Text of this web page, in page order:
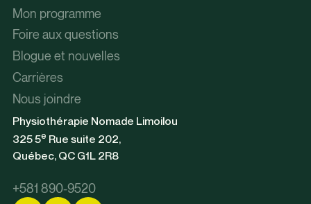
Mon programme
Foire aux questions
Blogue et nouvelles
Carrières
Nous joindre
Physiothérapie Nomade Limoilou
325 5e Rue suite 202,
Québec, QC G1L 2R8
+581 890-9520